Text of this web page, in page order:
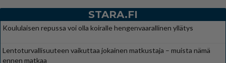
STARA.FI
Koululaisen repussa voi olla koiralle hengenvaarallinen yllätys
Lentoturvallisuuteen vaikuttaa jokainen matkustaja – muista nämä
ennen matkaa